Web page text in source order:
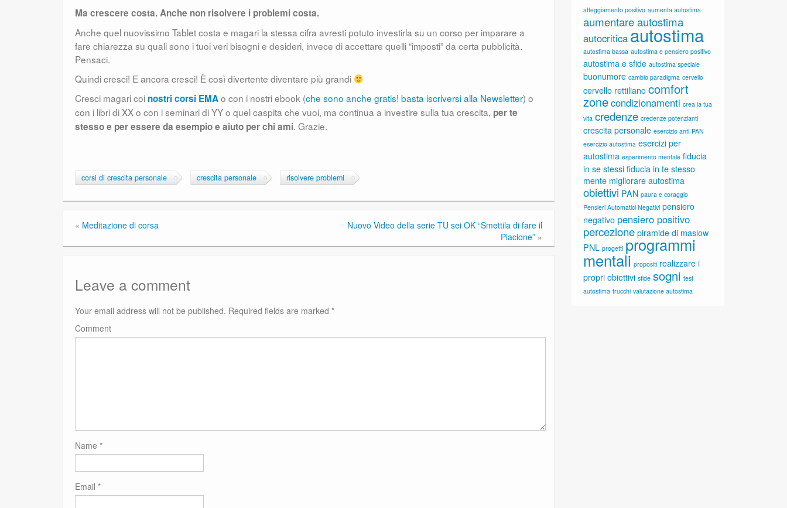
Ma crescere costa. Anche non risolvere i problemi costa.
Anche quel nuovissimo Tablet costa e magari la stessa cifra avresti potuto investirla su un corso per imparare a
fare chiarezza su quali sono i tuoi veri bisogni e desideri, invece di accettare quelli “imposti” da certa pubblicità.
Pensaci.
Quindi cresci! E ancora cresci! È così divertente diventare più grandi
Cresci magari coi nostri corsi EMAo con i nostri ebook (che sono anche gratis! basta iscriversi alla Newsletter) o
con i libri di XX o con i seminari di YY o quel caspita che vuoi, ma continua a investire sulla tua crescita, per te
stesso e per essere da esempio e aiuto per chi ami. Grazie.
corsi di crescita personale crescita personale risolvere problemi
« Meditazione di corsa
Nuovo Video della serie TU sei OK “Smettila di fare il
Piacione” »
Leave a comment
Your email address will not be published. Required fields are marked *
Comment
Name *
Email *
atteggiamento positivo aumenta autostima
aumentare autostima
autocriticaautostima
autostima bassa autostima e pensiero positivo
autostima e sfide autostima speciale
buonumore cambio paradigma cervello
cervello rettiliano comfort
zonecondizionamenti crea la tua
vita credenze credenze potenzianti
crescita personale esercizio anti-PAN
esercizio autostima esercizi per
autostima esperimento mentale fiducia
in se stessi fiducia in te stesso
mente migliorare autostima
obiettivi PAN paura e coraggio
Pensieri Automatici Negativi pensiero
negativo pensiero positivo
percezione piramide di maslow
PNL progetti programmi
mentali propositi realizzare i
propri obiettivi sfide sogni test
autostima trucchi valutazione autostima